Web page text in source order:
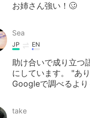
お姉さん強い！🥴
Sea
JP EN
助け合いで成り立つ
にしています。 "あ
Googleで調べるよ
take